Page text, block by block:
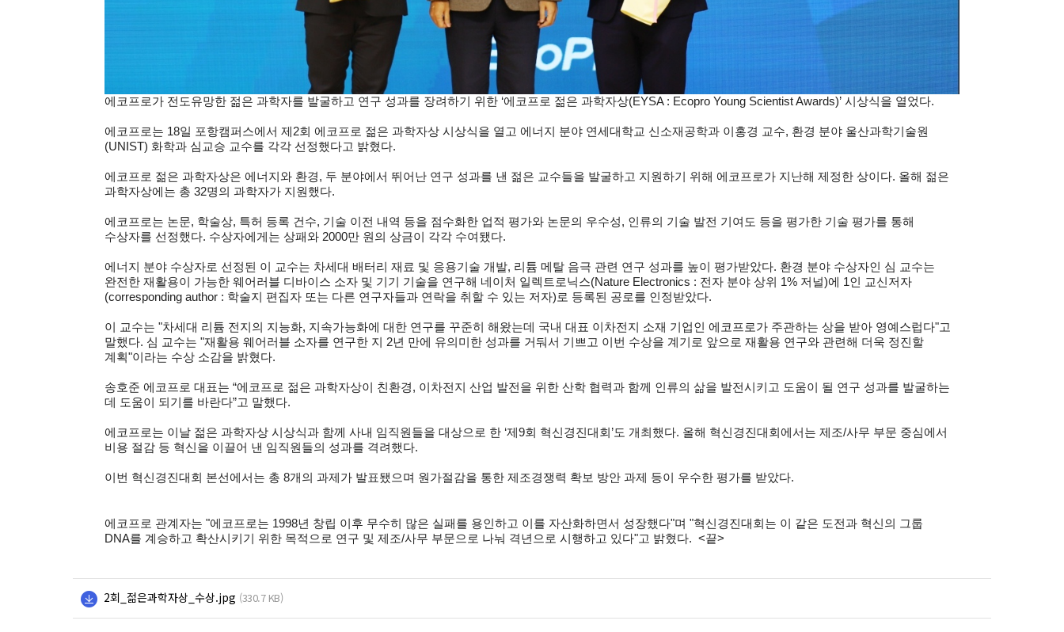
에코프로가 전도유망한 젊은 과학자를 발굴하고 연구 성과를 장려하기 위한 ‘에코프로 젊은 과학자상(EYSA : Ecopro Young Scientist Awards)’ 시상식을 열었다.
에코프로는 18일 포항캠퍼스에서 제2회 에코프로 젊은 과학자상 시상식을 열고 에너지 분야 연세대학교 신소재공학과 이홍경 교수, 환경 분야 울산과학기술원
(UNIST) 화학과 심교승 교수를 각각 선정했다고 밝혔다.
에코프로 젊은 과학자상은 에너지와 환경, 두 분야에서 뛰어난 연구 성과를 낸 젊은 교수들을 발굴하고 지원하기 위해 에코프로가 지난해 제정한 상이다. 올해 젊은
과학자상에는 총 32명의 과학자가 지원했다.
에코프로는 논문, 학술상, 특허 등록 건수, 기술 이전 내역 등을 점수화한 업적 평가와 논문의 우수성, 인류의 기술 발전 기여도 등을 평가한 기술 평가를 통해
수상자를 선정했다. 수상자에게는 상패와 2000만 원의 상금이 각각 수여됐다.
에너지 분야 수상자로 선정된 이 교수는 차세대 배터리 재료 및 응용기술 개발, 리튬 메탈 음극 관련 연구 성과를 높이 평가받았다. 환경 분야 수상자인 심 교수는
완전한 재활용이 가능한 웨어러블 디바이스 소자 및 기기 기술을 연구해 네이처 일렉트로닉스(Nature Electronics : 전자 분야 상위 1% 저널)에 1인 교신저자
(corresponding author : 학술지 편집자 또는 다른 연구자들과 연락을 취할 수 있는 저자)로 등록된 공로를 인정받았다.
이 교수는 "차세대 리튬 전지의 지능화, 지속가능화에 대한 연구를 꾸준히 해왔는데 국내 대표 이차전지 소재 기업인 에코프로가 주관하는 상을 받아 영예스럽다"고
말했다. 심 교수는 "재활용 웨어러블 소자를 연구한 지 2년 만에 유의미한 성과를 거둬서 기쁘고 이번 수상을 계기로 앞으로 재활용 연구와 관련해 더욱 정진할
계획"이라는 수상 소감을 밝혔다.
송호준 에코프로 대표는 “에코프로 젊은 과학자상이 친환경, 이차전지 산업 발전을 위한 산학 협력과 함께 인류의 삶을 발전시키고 도움이 될 연구 성과를 발굴하는
데 도움이 되기를 바란다”고 말했다.
에코프로는 이날 젊은 과학자상 시상식과 함께 사내 임직원들을 대상으로 한 ‘제9회 혁신경진대회’도 개최했다. 올해 혁신경진대회에서는 제조/사무 부문 중심에서
비용 절감 등 혁신을 이끌어 낸 임직원들의 성과를 격려했다.
이번 혁신경진대회 본선에서는 총 8개의 과제가 발표됐으며 원가절감을 통한 제조경쟁력 확보 방안 과제 등이 우수한 평가를 받았다.
에코프로 관계자는 "에코프로는 1998년 창립 이후 무수히 많은 실패를 용인하고 이를 자산화하면서 성장했다"며 "혁신경진대회는 이 같은 도전과 혁신의 그룹
DNA를 계승하고 확산시키기 위한 목적으로 연구 및 제조/사무 부문으로 나눠 격년으로 시행하고 있다"고 밝혔다. <끝>
2회_젊은과학자상_수상.jpg (330.7 KB)